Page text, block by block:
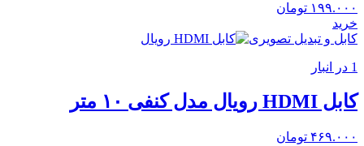
۱۹۹.۰۰۰ تومان
خرید
کابل و تبدیل تصویری
1 در انبار
کابل HDMI رویال مدل کنفی ۱۰ متر
۴۶۹.۰۰۰ تومان